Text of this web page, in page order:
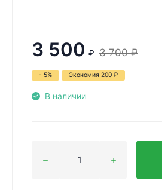
3 500 ₽ 3 700 ₽
- 5% Экономия 200 ₽
В наличии